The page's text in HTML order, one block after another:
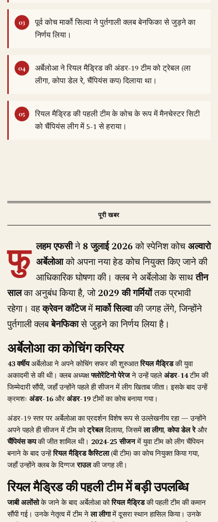
पूर्व कोच मार्को सिल्वा ने पुर्तगाली क्लब बेनफिका से जुड़ने का
निर्णय लिया।
अर्बेलोआ ने रियल मैड्रिड की अंडर-19 टीम को ट्रेबल (ला
लीगा, कोपा डेल रे, चैंपियंस कप) दिलाया था।
रियल मैड्रिड की पहली टीम के कोच के रूप में मैनचेस्टर सिटी
को चैंपियंस लीग में 5-1 से हराया।
फु लहम एफसीने 8 जुलाई 2026को स्पेनिश कोचअल्वारो
अर्बेलोआको अपना नया हेड कोच नियुक्त किए जाने की
आधिकारिक घोषणा की। क्लब ने अर्बेलोआ के साथतीन
सालका अनुबंध किया है, जो2029 की गर्मियोंतक प्रभावी
रहेगा। वहक्रेवन कॉटेजमेंमार्को सिल्वाकी जगह लेंगे, जिन्होंने
पुर्तगाली क्लबबेनफिकासे जुड़ने का निर्णय लिया है।
अर्बेलोआ का कोचिंग करियर
43 वर्षीयअर्बेलोआ ने अपने कोचिंग सफर की शुरुआतरियल मैड्रिडकी युवा
अकादमी से की थी। क्लब अध्यक्षफ्लोरेंटिनो पेरेजने उन्हें पहलेअंडर-14टीम की
जिम्मेदारी सौंपी, जहाँ उन्होंने पहले ही सीजन में लीग खिताब जीता। इसके बाद उन्हें
क्रमशः अंडर-16औरअंडर-19टीमों का कोच बनाया गया।
अंडर-19 स्तर पर अर्बेलोआ का प्रदर्शन विशेष रूप से उल्लेखनीय रहा — उन्होंने
अपने पहले ही सीजन में टीम कोट्रेबलदिलाया, जिसमेंला लीगा,कोपा डेल रेऔर
चैंपियंस कपकी जीत शामिल थी। 2024-25 सीजनमें युवा टीम को लीग चैंपियन
बनाने के बाद उन्हेंरियल मैड्रिड कैस्टिला(बी टीम) का कोच नियुक्त किया गया,
जहाँ उन्होंने क्लब के दिग्गजराउलकी जगह ली।
रियल मैड्रिड की पहली टीम में बड़ी उपलब्धि
जाबी अलोंसोके जाने के बाद अर्बेलोआ कोरियल मैड्रिडकी पहली टीम की कमान
सौंपी गई। उनके नेतृत्व में टीम नेला लीगामें दूसरा स्थान हासिल किया। उनके